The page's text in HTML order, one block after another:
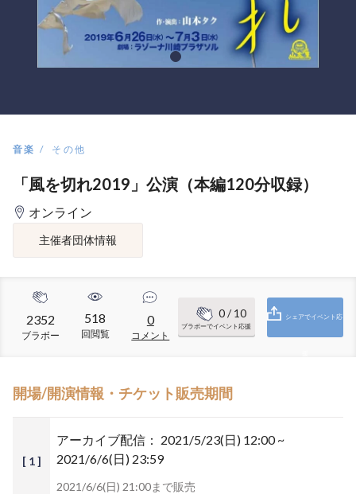
音楽 その他
「風を切れ2019」公演（本編120分収録）
オンライン
主催者団体情報
2352
ブラボー
518
回閲覧
0
コメント
0/ 10
ブラボーでイベント応援
シェアでイベント応
開場/開演情報・チケット販売期間
[ 1 ]
アーカイブ配信： 2021/5/23(日) 12:00 ~
2021/6/6(日) 23:59
2021/6/6(日) 21:00まで販売